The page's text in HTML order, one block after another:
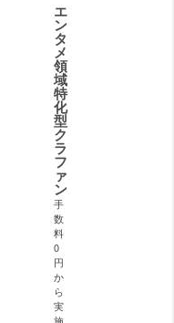
エ
ン
タ
メ
領
域
特
化
型
ク
ラ
フ
ァ
ン
手
数
料
0
円
か
ら
実